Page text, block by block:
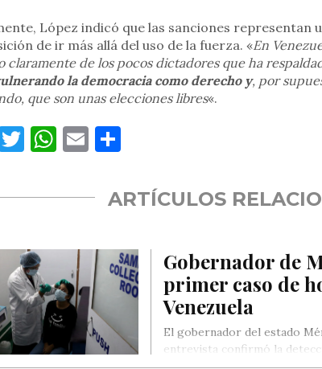
López indicó que las sanciones representan
de ir más allá del uso de la fuerza. «En
claramente de los pocos dictadores que ha
la democracia como derecho y, por
que son unas elecciones libres«.
Twitter
WhatsApp
EmailCompartir
ARTÍCULOS
Gobernador de
primer caso de
Venezuela
El gobernador del estado
entrevista confirmó la
en…